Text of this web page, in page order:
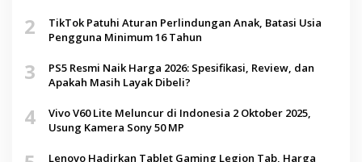
2
TikTok Patuhi Aturan Perlindungan Anak, Batasi Usia
Pengguna Minimum 16 Tahun
3
PS5 Resmi Naik Harga 2026: Spesifikasi, Review, dan
Apakah Masih Layak Dibeli?
4
Vivo V60 Lite Meluncur di Indonesia 2 Oktober 2025,
Usung Kamera Sony 50 MP
Lenovo Hadirkan Tablet Gaming Legion Tab, Harga